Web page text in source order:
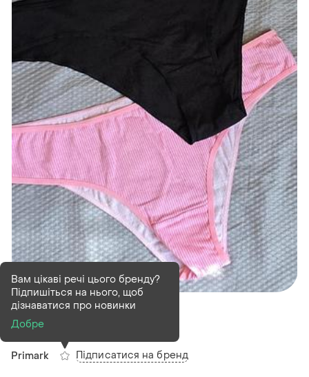
В наявності1 шт
Набір трусиків
Primark
Вам цікаві речі цього бренду?
Підпишіться на нього, щоб
дізнаватися про новинки
Добре
Підписатися на бренд